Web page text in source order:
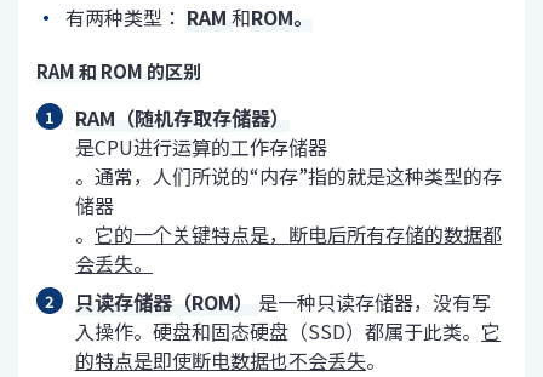
有两种类型： RAM 和ROM。
RAM 和 ROM 的区别
RAM（随机存取存储器）
是CPU进行运算的工作存储器
。通常，人们所说的“内存”指的就是这种类型的存
储器
。 它的一个关键特点是，断电后所有存储的数据都
会丢失。
只读存储器（ROM） 是一种只读存储器，没有写
入操作。硬盘和固态硬盘（SSD）都属于此类。 它
的特点是即使断电数据也不会丢失。